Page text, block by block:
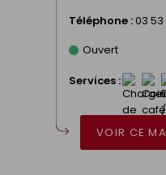
Téléphone :03
Ouvert
Services :
VOIR CE